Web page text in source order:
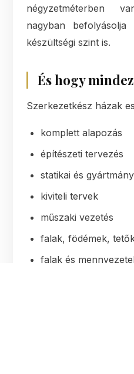
négyzetméterben
nagyban
készültségi szint is.
És hogy
Szerkezetkész házak
komplett alapozás
építészeti tervezés
statikai és
kiviteli tervek
műszaki vezetés
falak, födémek,
falak és